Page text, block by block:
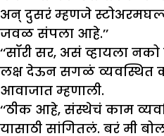
अन् दुसरं म्हणजे
जवळ संपला आहे.’’
‘‘सॉरी सर, असं व्हायला
लक्ष देऊन सगळं व्यवस्थित
आवाजात म्हणाली.
‘‘ठीक आहे, संस्थेचं काम
यासाठी सांगितलं. बरं मी